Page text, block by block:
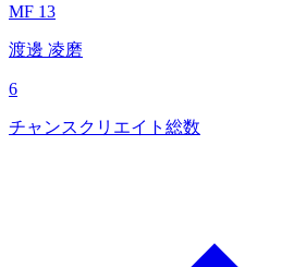
MF 13
渡邊 凌磨
6
チャンスクリエイト総数